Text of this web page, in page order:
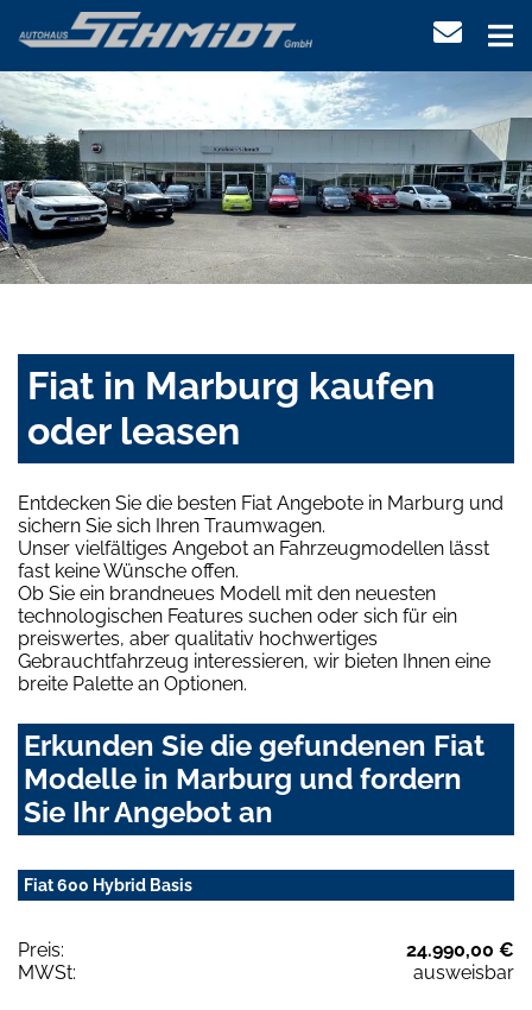
Fiat in Marburg kaufen
oder leasen
Entdecken Sie die besten Fiat Angebote in Marburg und
sichern Sie sich Ihren Traumwagen.
Unser vielfältiges Angebot an Fahrzeugmodellen lässt
fast keine Wünsche offen.
Ob Sie ein brandneues Modell mit den neuesten
technologischen Features suchen oder sich für ein
preiswertes, aber qualitativ hochwertiges
Gebrauchtfahrzeug interessieren, wir bieten Ihnen eine
breite Palette an Optionen.
Erkunden Sie die gefundenen Fiat
Modelle in Marburg und fordern
Sie Ihr Angebot an
Fiat 600 Hybrid Basis
Preis:
24.990,00 €
MWSt:
ausweisbar